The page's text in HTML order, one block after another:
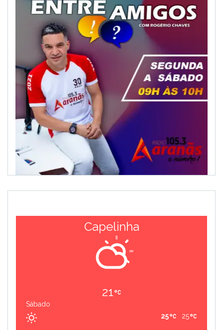
Capelinha
21
Sábado
25
25